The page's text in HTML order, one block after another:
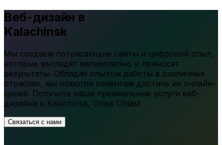
Веб-дизайн в
Kalachinsk
Мы создаем потрясающие сайты и цифровой опыт,
которые выглядят великолепно и приносят
результаты. Обладая опытом работы в различных
отраслях, мы помогли клиентам достичь их онлайн-
целей. Получите наши премиальные услуги веб-
дизайна в Kalachinsk, Omsk Oblast
Связаться с нами